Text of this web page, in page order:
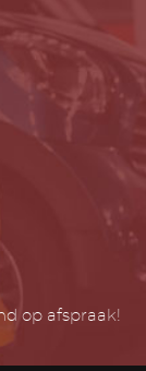
op afspraak!